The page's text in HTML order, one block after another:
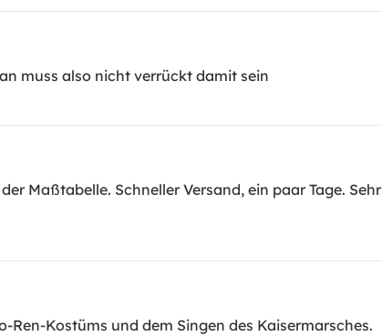
muss also nicht verrückt damit sein
Maßtabelle. Schneller Versand, ein paar Tage. Sehr
Ren-Kostüms und dem Singen des Kaisermarsches.